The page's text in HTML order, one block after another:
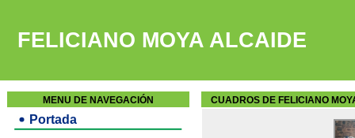
FELICIANO MOYA ALCAIDE
MENU DE NAVEGACIÓN
Portada
CUADROS DE FELICIANO